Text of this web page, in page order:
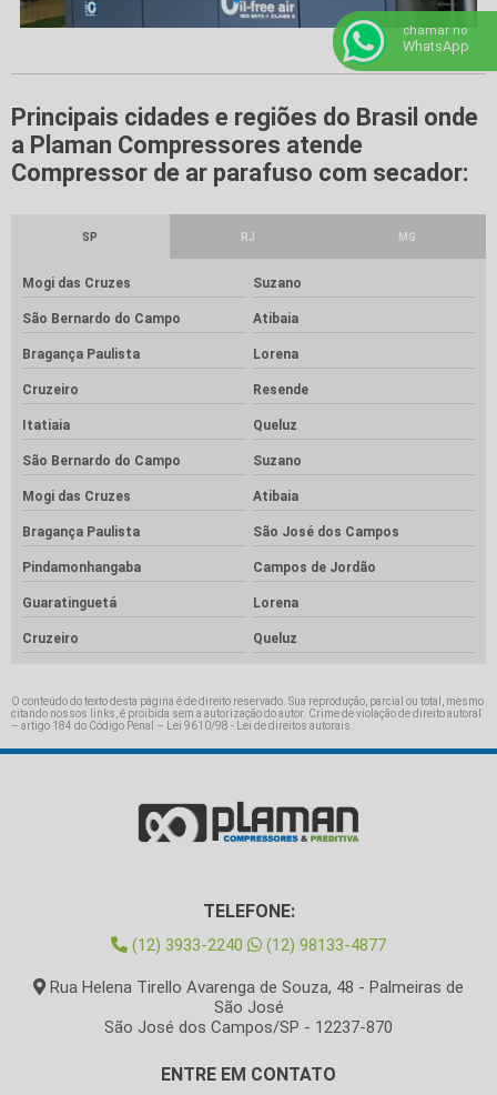
Principais cidades e regiões do Brasil onde
a Plaman Compressores atende
Compressor de ar parafuso com secador:
SP RJ MG
Mogi das Cruzes Suzano
São Bernardo do Campo Atibaia
Bragança Paulista Lorena
Cruzeiro Resende
Itatiaia Queluz
São Bernardo do Campo Suzano
Mogi das Cruzes Atibaia
Bragança Paulista São José dos Campos
Pindamonhangaba Campos de Jordão
Guaratinguetá Lorena
Cruzeiro Queluz
O conteúdo do texto desta página é de direito reservado. Sua reprodução, parcial ou total, mesmo
citando nossos links, é proibida sem a autorização do autor. Crime de violação de direito autoral
– artigo 184 do Código Penal –
Lei 9610/98 - Lei de direitos autorais
TELEFONE:
(12) 3933-2240 (12) 98133-4877
Rua Helena Tirello Avarenga de Souza, 48 - Palmeiras de
São José
São José dos Campos/SP - 12237-870
ENTRE EM CONTATO
chamar no
WhatsApp